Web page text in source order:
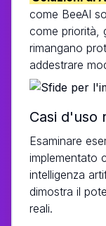
come BeeAI
come priorità,
rimangano
addestrare
Casi d'uso
Esaminare
implementato
intelligenza
dimostra il
reali.